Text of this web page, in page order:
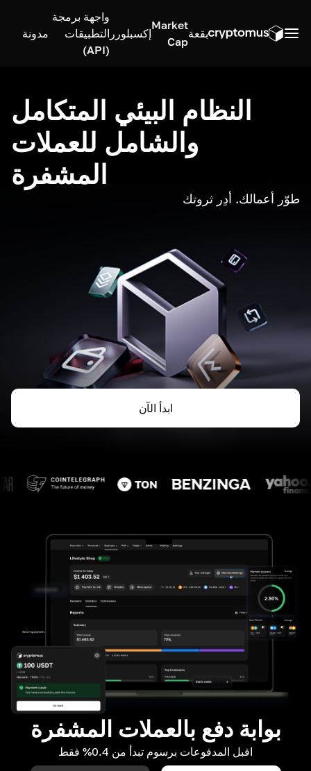
بقعة
Market
Cap
إكسبلورر
واجهة برمجة
التطبيقات
(API)
مدونة
النظام البيئي المتكامل
والشامل للعملات
المشفرة
طوّر أعمالك. أدِر ثروتك
ابدأ الآن
بوابة دفع بالعملات المشفرة
اقبل المدفوعات برسوم تبدأ من 0.4% فقط